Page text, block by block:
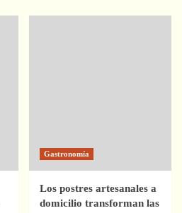
Gastronomía
Los postres artesanales a
domicilio transforman las